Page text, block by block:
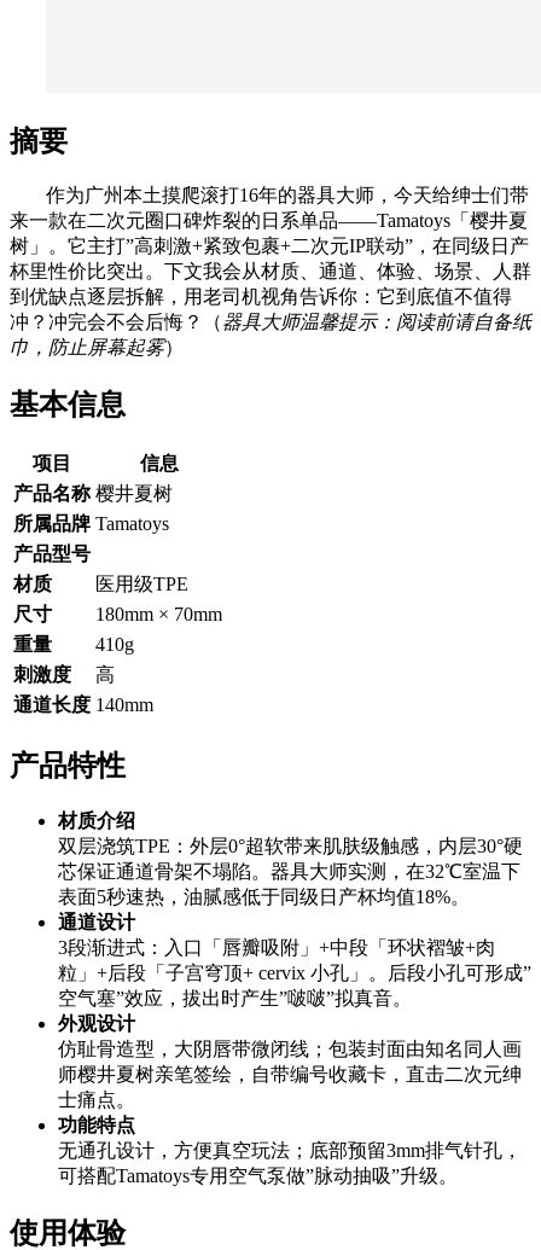
摘要
作为广州本土摸爬滚打16年的器具大师，今天给绅士们带
来一款在二次元圈口碑炸裂的日系单品——Tamatoys「樱井夏
树」。它主打”高刺激+紧致包裹+二次元IP联动”，在同级日产
杯里性价比突出。下文我会从材质、通道、体验、场景、人群
到优缺点逐层拆解，用老司机视角告诉你：它到底值不值得
冲？冲完会不会后悔？（器具大师温馨提示：阅读前请自备纸
巾，防止屏幕起雾）
基本信息
项目
信息
产品名称 樱井夏树
所属品牌 Tamatoys
产品型号
材质
医用级TPE
尺寸
180mm × 70mm
重量
410g
刺激度
高
通道长度 140mm
产品特性
材质介绍
双层浇筑TPE：外层0°超软带来肌肤级触感，内层30°硬
芯保证通道骨架不塌陷。器具大师实测，在32℃室温下
表面5秒速热，油腻感低于同级日产杯均值18%。
通道设计
3段渐进式：入口「唇瓣吸附」+中段「环状褶皱+肉
粒」+后段「子宫穹顶+ cervix 小孔」。后段小孔可形成”
空气塞”效应，拔出时产生”啵啵”拟真音。
外观设计
仿耻骨造型，大阴唇带微闭线；包装封面由知名同人画
师樱井夏树亲笔签绘，自带编号收藏卡，直击二次元绅
士痛点。
功能特点
无通孔设计，方便真空玩法；底部预留3mm排气针孔，
可搭配Tamatoys专用空气泵做”脉动抽吸”升级。
使用体验